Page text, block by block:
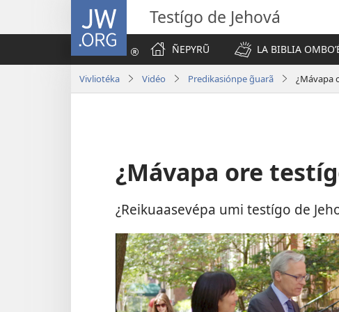
JW.ORG Testígo de Jehová
ÑEPYRŨ
LA BIBLIA
Vivliotéka Vidéo Predikasiónpe g̃uarã ¿Mávapa
¿Mávapa ore
¿Reikuaasevépa umi testígo de